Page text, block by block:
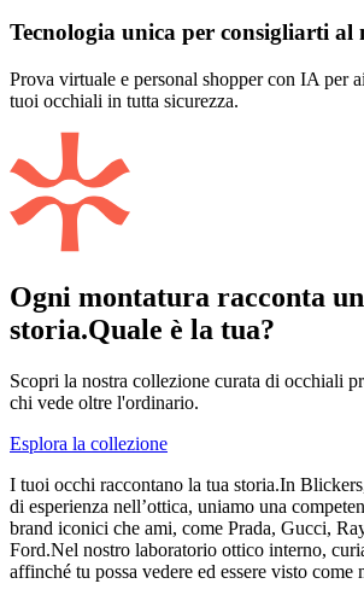
Tecnologia unica per consigliarti al
Prova virtuale e personal shopper con IA per
tuoi occhiali in tutta sicurezza.
Ogni montatura racconta
storia.Quale è la tua?
Scopri la nostra collezione curata di occhiali
chi vede oltre l'ordinario.
Esplora la collezione
I tuoi occhi raccontano la tua storia.In
di esperienza nell’ottica, uniamo una
brand iconici che ami, come Prada, Gucci,
Ford.Nel nostro laboratorio ottico interno,
affinché tu possa vedere ed essere visto come